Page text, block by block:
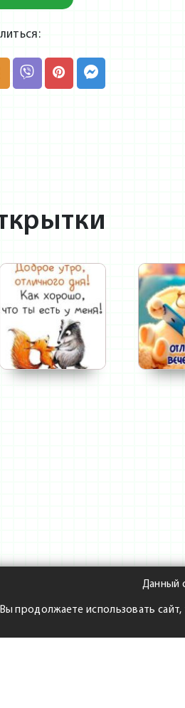
Данный
Вы продолжаете использовать сайт,